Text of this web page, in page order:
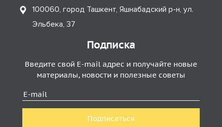
100060, город Ташкент, Яшнабадский р-н, ул.
Эльбека, 37
Подписка
Введите свой E-mail адрес и получайте новые
материалы, новости и полезные советы
Подписаться